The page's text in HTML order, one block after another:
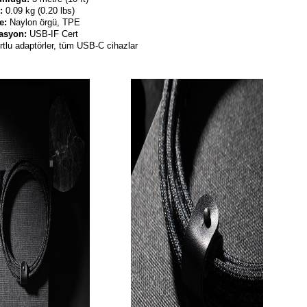
0.09 kg (0.20 lbs)
Naylon örgü, TPE
USB-IF Cert
adaptörler, tüm USB-C cihazlar